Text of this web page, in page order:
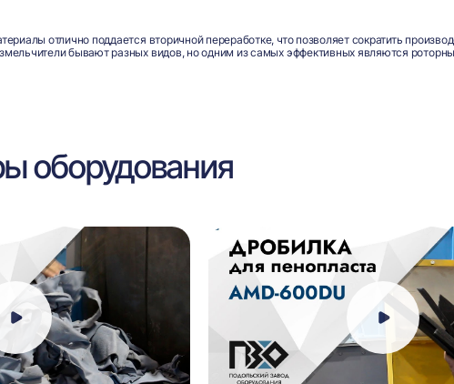
отлично поддается вторичной переработке, что позволяет сократить
бывают разных видов, но одним из самых эффективных являются
оборудования